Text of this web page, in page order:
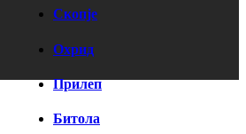
Скопје
Охрид
Прилеп
Битола